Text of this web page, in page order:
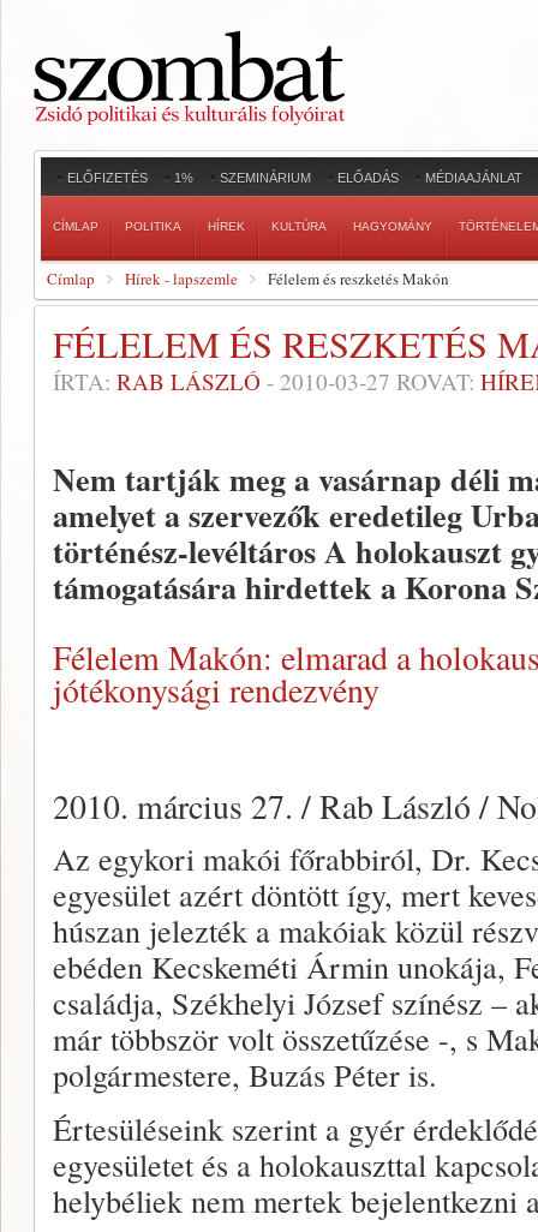
ELŐFIZETÉS 1% SZEMINÁRIUM ELŐADÁS MÉDIAAJÁNLAT
CÍMLAP POLITIKA HÍREK KULTÚRA HAGYOMÁNY
Címlap Hírek - lapszemle Félelem és reszketés Makón
FÉLELEM ÉS RESZKETÉS
ÍRTA: RAB LÁSZLÓ - 2010-03-27 ROVAT:
Nem tartják meg a vasárnap déli
amelyet a szervezők eredetileg
történész-levéltáros A holokauszt
támogatására hirdettek a Korona
Félelem Makón: elmarad a
jótékonysági rendezvény
2010. március 27. / Rab László /
Az egykori makói főrabbiról, Dr.
egyesület azért döntött így, mert
húszan jelezték a makóiak közül
ebéden Kecskeméti Ármin unokája,
családja, Székhelyi József színész –
már többször volt összetűzése -, s
polgármestere, Buzás Péter is.
Értesüléseink szerint a gyér
egyesületet és a holokauszttal
helybéliek nem mertek bejelentkezni